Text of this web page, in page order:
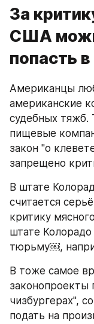
За
США
попасть
Американцы
американские
судебных тяжб.
пищевые
закон "о
запрещено
В штате
считается
критику
штате
тюрьму￼,
В тоже самое
законопроекты
чизбургерах",
подать на